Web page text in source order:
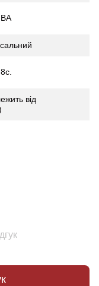
ВА
від